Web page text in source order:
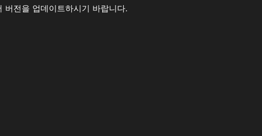
전을 업데이트하시기 바랍니다.